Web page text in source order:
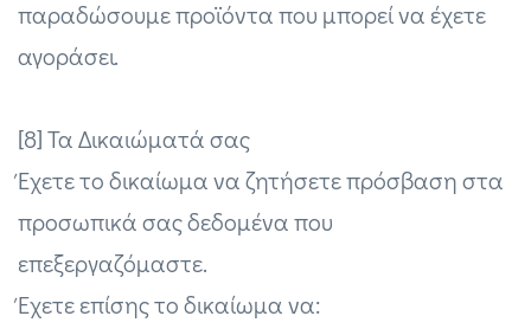
παραδώσουμε προϊόντα που μπορεί να έχετε
αγοράσει.
[8] Τα Δικαιώματά σας
Έχετε το δικαίωμα να ζητήσετε πρόσβαση στα
προσωπικά σας δεδομένα που
επεξεργαζόμαστε.
Έχετε επίσης το δικαίωμα να: